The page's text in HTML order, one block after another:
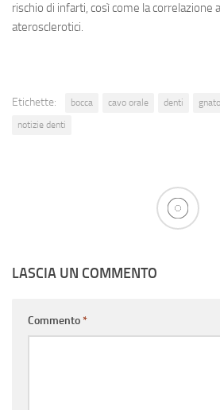
rischio di infarti, così come la correlazione
aterosclerotici.
Etichette: bocca cavo orale denti
notizie denti
LASCIA UN COMMENTO
Commento*